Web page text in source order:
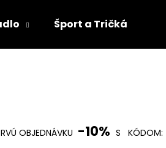
Šport a Tričká
OBJEDNÁVKU -10% S KÓDOM: